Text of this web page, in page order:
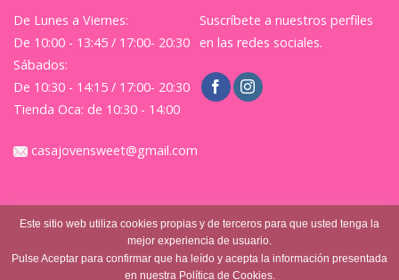
De Lunes a Viernes:
De 10:00 - 13:45 / 17:00- 20:30
Sábados:
De 10:30 - 14:15 / 17:00- 20:30
Tienda Oca: de 10:30 - 14:00
Suscríbete a nuestros perfiles
en las redes sociales.
casajovensweet@gmail.com
Este sitio web utiliza cookies propias y de terceros para que usted tenga la
mejor experiencia de usuario.
Pulse Aceptar para confirmar que ha leído y acepta la información presentada
en nuestra Política de Cookies.